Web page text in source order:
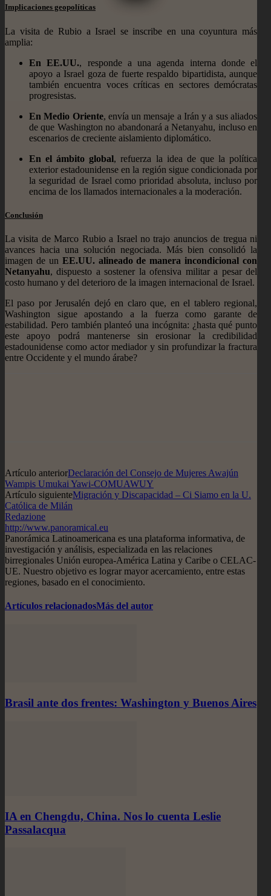
Implicaciones geopolíticas
La visita de Rubio a Israel se inscribe en una coyuntura más
amplia:
En EE.UU., responde a una agenda interna donde el
apoyo a Israel goza de fuerte respaldo bipartidista, aunque
también encuentra voces críticas en sectores demócratas
progresistas.
En Medio Oriente, envía un mensaje a Irán y a sus aliados
de que Washington no abandonará a Netanyahu, incluso en
escenarios de creciente aislamiento diplomático.
En el ámbito global, refuerza la idea de que la política
exterior estadounidense en la región sigue condicionada por
la seguridad de Israel como prioridad absoluta, incluso por
encima de los llamados internacionales a la moderación.
Conclusión
La visita de Marco Rubio a Israel no trajo anuncios de tregua ni
avances hacia una solución negociada. Más bien consolidó la
imagen de un EE.UU. alineado de manera incondicional con
Netanyahu, dispuesto a sostener la ofensiva militar a pesar del
costo humano y del deterioro de la imagen internacional de Israel.
El paso por Jerusalén dejó en claro que, en el tablero regional,
Washington sigue apostando a la fuerza como garante de
estabilidad. Pero también planteó una incógnita: ¿hasta qué punto
este apoyo podrá mantenerse sin erosionar la credibilidad
estadounidense como actor mediador y sin profundizar la fractura
entre Occidente y el mundo árabe?
Artículo anteriorDeclaración del Consejo de Mujeres Awajún
Wampis Umukai Yawi-COMUAWUY
Artículo siguienteMigración y Discapacidad – Ci Siamo en la U.
Católica de Milán
Redazione
http://www.panoramical.eu
Panorámica Latinoamericana es una plataforma informativa, de
investigación y análisis, especializada en las relaciones
birregionales Unión europea-América Latina y Caribe o CELAC-
UE. Nuestro objetivo es lograr mayor acercamiento, entre estas
regiones, basado en el conocimiento.
Artículos relacionadosMás del autor
Brasil ante dos frentes: Washington y Buenos Aires
IA en Chengdu, China. Nos lo cuenta Leslie
Passalacqua